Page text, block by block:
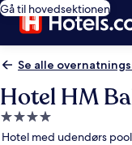
Gå til hovedsektionen
Se alle
Hotel HM
4.0-
stjernet
Hotel med udendørs